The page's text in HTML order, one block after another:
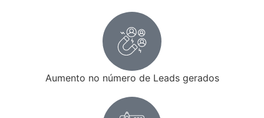
Aumento no número de Leads gerados